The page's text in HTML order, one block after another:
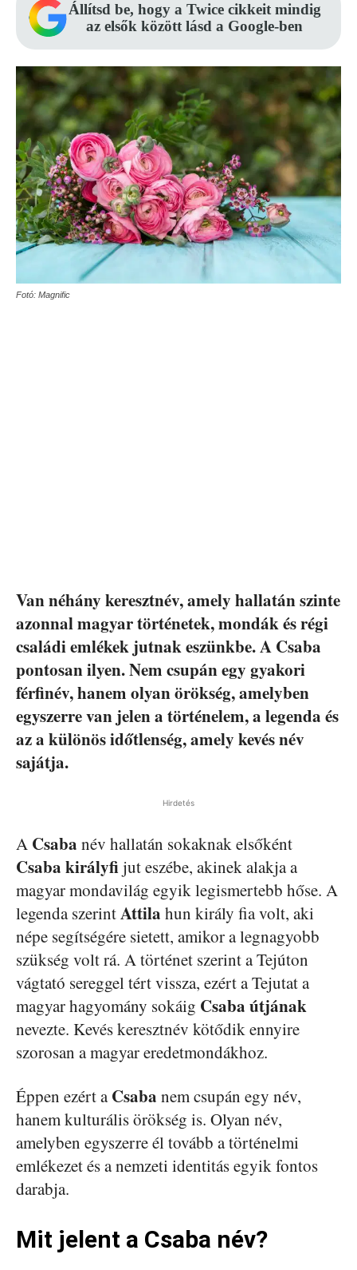
Állítsd be, hogy a Twice cikkeit mindig
az elsők között lásd a Google-ben
Fotó: Magnific
Van néhány keresztnév, amely hallatán szinte
azonnal magyar történetek, mondák és régi
családi emlékek jutnak eszünkbe. A Csaba
pontosan ilyen. Nem csupán egy gyakori
férfinév, hanem olyan örökség, amelyben
egyszerre van jelen a történelem, a legenda és
az a különös időtlenség, amely kevés név
sajátja.
Hirdetés
A Csaba név hallatán sokaknak elsőként
Csaba királyfijut eszébe, akinek alakja a
magyar mondavilág egyik legismertebb hőse. A
legenda szerintAttila hun király fia volt, aki
népe segítségére sietett, amikor a legnagyobb
szükség volt rá. A történet szerint a Tejúton
vágtató sereggel tért vissza, ezért a Tejutat a
magyar hagyomány sokáig Csaba útjának
nevezte. Kevés keresztnév kötődik ennyire
szorosan a magyar eredetmondákhoz.
Éppen ezért aCsaba nem csupán egy név,
hanem kulturális örökség is. Olyan név,
amelyben egyszerre él tovább a történelmi
emlékezet és a nemzeti identitás egyik fontos
darabja.
Mit jelent a Csaba név?